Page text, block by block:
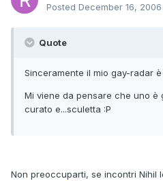
Posted December 16, 2006
Quote
Sinceramente il mio gay-radar
Mi viene da pensare che uno è
curato e...sculetta :P
Non preoccuparti, se incontri Nihil